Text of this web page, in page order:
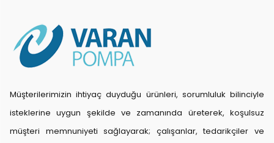
Müşterilerimizin ihtiyaç duyduğu ürünleri, sorumluluk bilinciyle
isteklerine uygun şekilde ve zamanında üreterek, koşulsuz
müşteri memnuniyeti sağlayarak; çalışanlar, tedarikçiler ve